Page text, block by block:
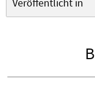
Veröffentlicht in